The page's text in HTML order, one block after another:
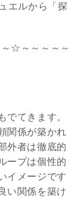
エルから「探
☆～～～～～
てきます。
関係が築かれ
外者は徹底的
ープは個性的
イメージです
い関係を築け